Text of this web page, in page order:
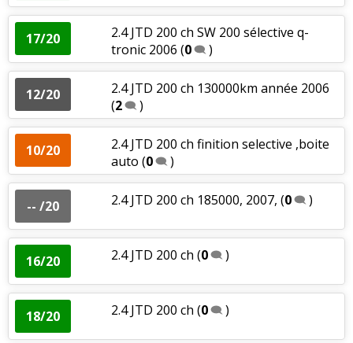
17/20
2.4 JTD 200 ch SW 200 sélective q-
tronic 2006 (0 )
12/20
2.4 JTD 200 ch 130000km année 2006
(2 )
10/20
2.4 JTD 200 ch finition selective ,boite
auto (0 )
-- /20 2.4 JTD 200 ch 185000, 2007, (0 )
16/20 2.4 JTD 200 ch (0 )
18/20 2.4 JTD 200 ch (0 )